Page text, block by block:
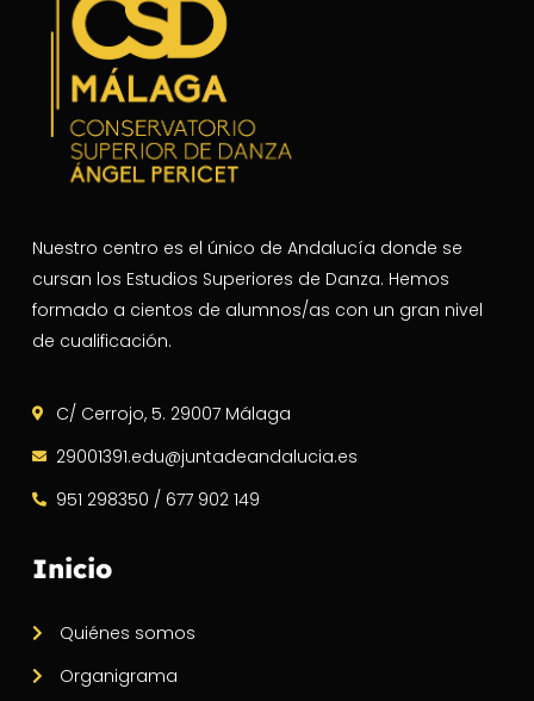
Nuestro centro es el único de Andalucía donde se
cursan los Estudios Superiores de Danza. Hemos
formado a cientos de alumnos/as con un gran nivel
de cualificación.
C/ Cerrojo, 5. 29007 Málaga
29001391.edu@juntadeandalucia.es
951 298350 / 677 902 149
Inicio
Quiénes somos
Organigrama